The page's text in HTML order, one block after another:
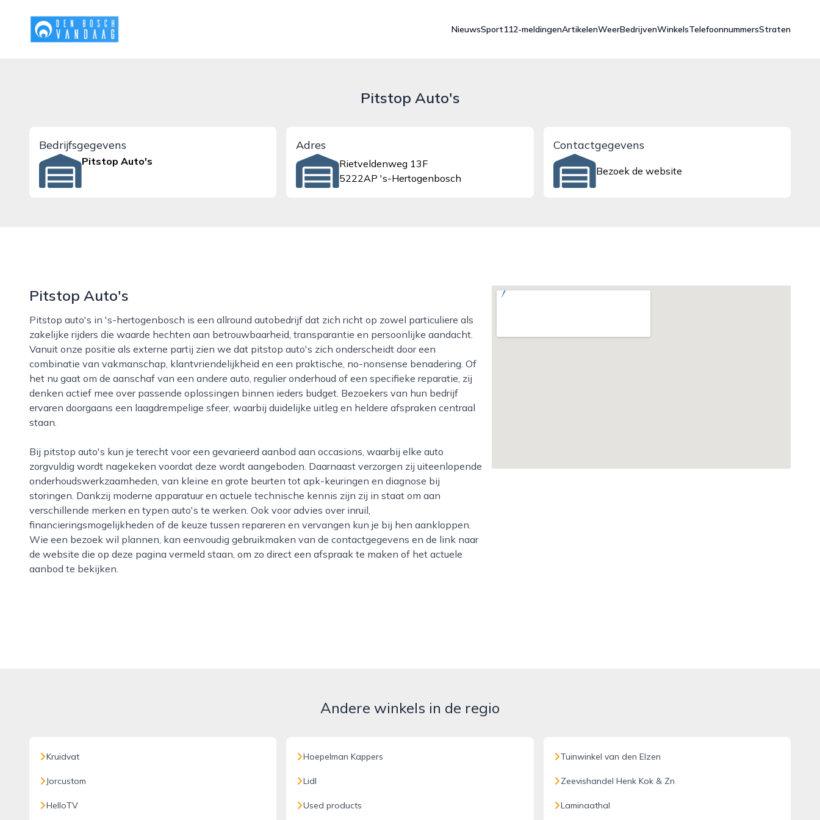
denboschvandaag.nl
NieuwsSport112-meldingenArtikelenWeerBedrijvenWinkelsTelefoonnummersStraten
Pitstop Auto's
Bedrijfsgegevens
Pitstop Auto's
Adres
Rietveldenweg 13F
5222AP 's-Hertogenbosch
Contactgegevens
Bezoek de website
Pitstop Auto's
Pitstop auto's in 's-hertogenbosch is een allround autobedrijf dat zich richt op zowel particuliere als
zakelijke rijders die waarde hechten aan betrouwbaarheid, transparantie en persoonlijke aandacht.
Vanuit onze positie als externe partij zien we dat pitstop auto's zich onderscheidt door een
combinatie van vakmanschap, klantvriendelijkheid en een praktische, no-nonsense benadering. Of
het nu gaat om de aanschaf van een andere auto, regulier onderhoud of een specifieke reparatie, zij
denken actief mee over passende oplossingen binnen ieders budget. Bezoekers van hun bedrijf
ervaren doorgaans een laagdrempelige sfeer, waarbij duidelijke uitleg en heldere afspraken centraal
staan.
Bij pitstop auto's kun je terecht voor een gevarieerd aanbod aan occasions, waarbij elke auto
zorgvuldig wordt nagekeken voordat deze wordt aangeboden. Daarnaast verzorgen zij uiteenlopende
onderhoudswerkzaamheden, van kleine en grote beurten tot apk-keuringen en diagnose bij
storingen. Dankzij moderne apparatuur en actuele technische kennis zijn zij in staat om aan
verschillende merken en typen auto's te werken. Ook voor advies over inruil,
financieringsmogelijkheden of de keuze tussen repareren en vervangen kun je bij hen aankloppen.
Wie een bezoek wil plannen, kan eenvoudig gebruikmaken van de contactgegevens en de link naar
de website die op deze pagina vermeld staan, om zo direct een afspraak te maken of het actuele
aanbod te bekijken.
Andere winkels in de regio
Kruidvat
Jorcustom
HelloTV
Hoepelman Kappers
Lidl
Used products
Tuinwinkel van den Elzen
Zeevishandel Henk Kok & Zn
Laminaathal